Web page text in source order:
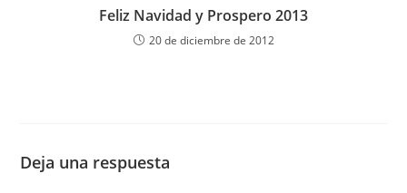
Feliz Navidad y Prospero 2013
20 de diciembre de 2012
Deja una respuesta